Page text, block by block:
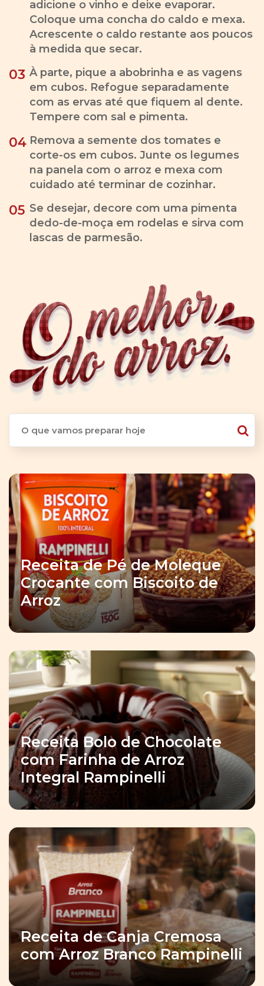
adicione o vinho e deixe evaporar.
Coloque uma concha do caldo e mexa.
Acrescente o caldo restante aos poucos
à medida que secar.
03 À parte, pique a abobrinha e as vagens
em cubos. Refogue separadamente
com as ervas até que fiquem al dente.
Tempere com sal e pimenta.
04 Remova a semente dos tomates e
corte-os em cubos. Junte os legumes
na panela com o arroz e mexa com
cuidado até terminar de cozinhar.
05 Se desejar, decore com uma pimenta
dedo-de-moça em rodelas e sirva com
lascas de parmesão.
Receita de Pé de Moleque
Crocante com Biscoito de
Arroz
Receita Bolo de Chocolate
com Farinha de Arroz
Integral Rampinelli
Receita de Canja Cremosa
com Arroz Branco Rampinelli